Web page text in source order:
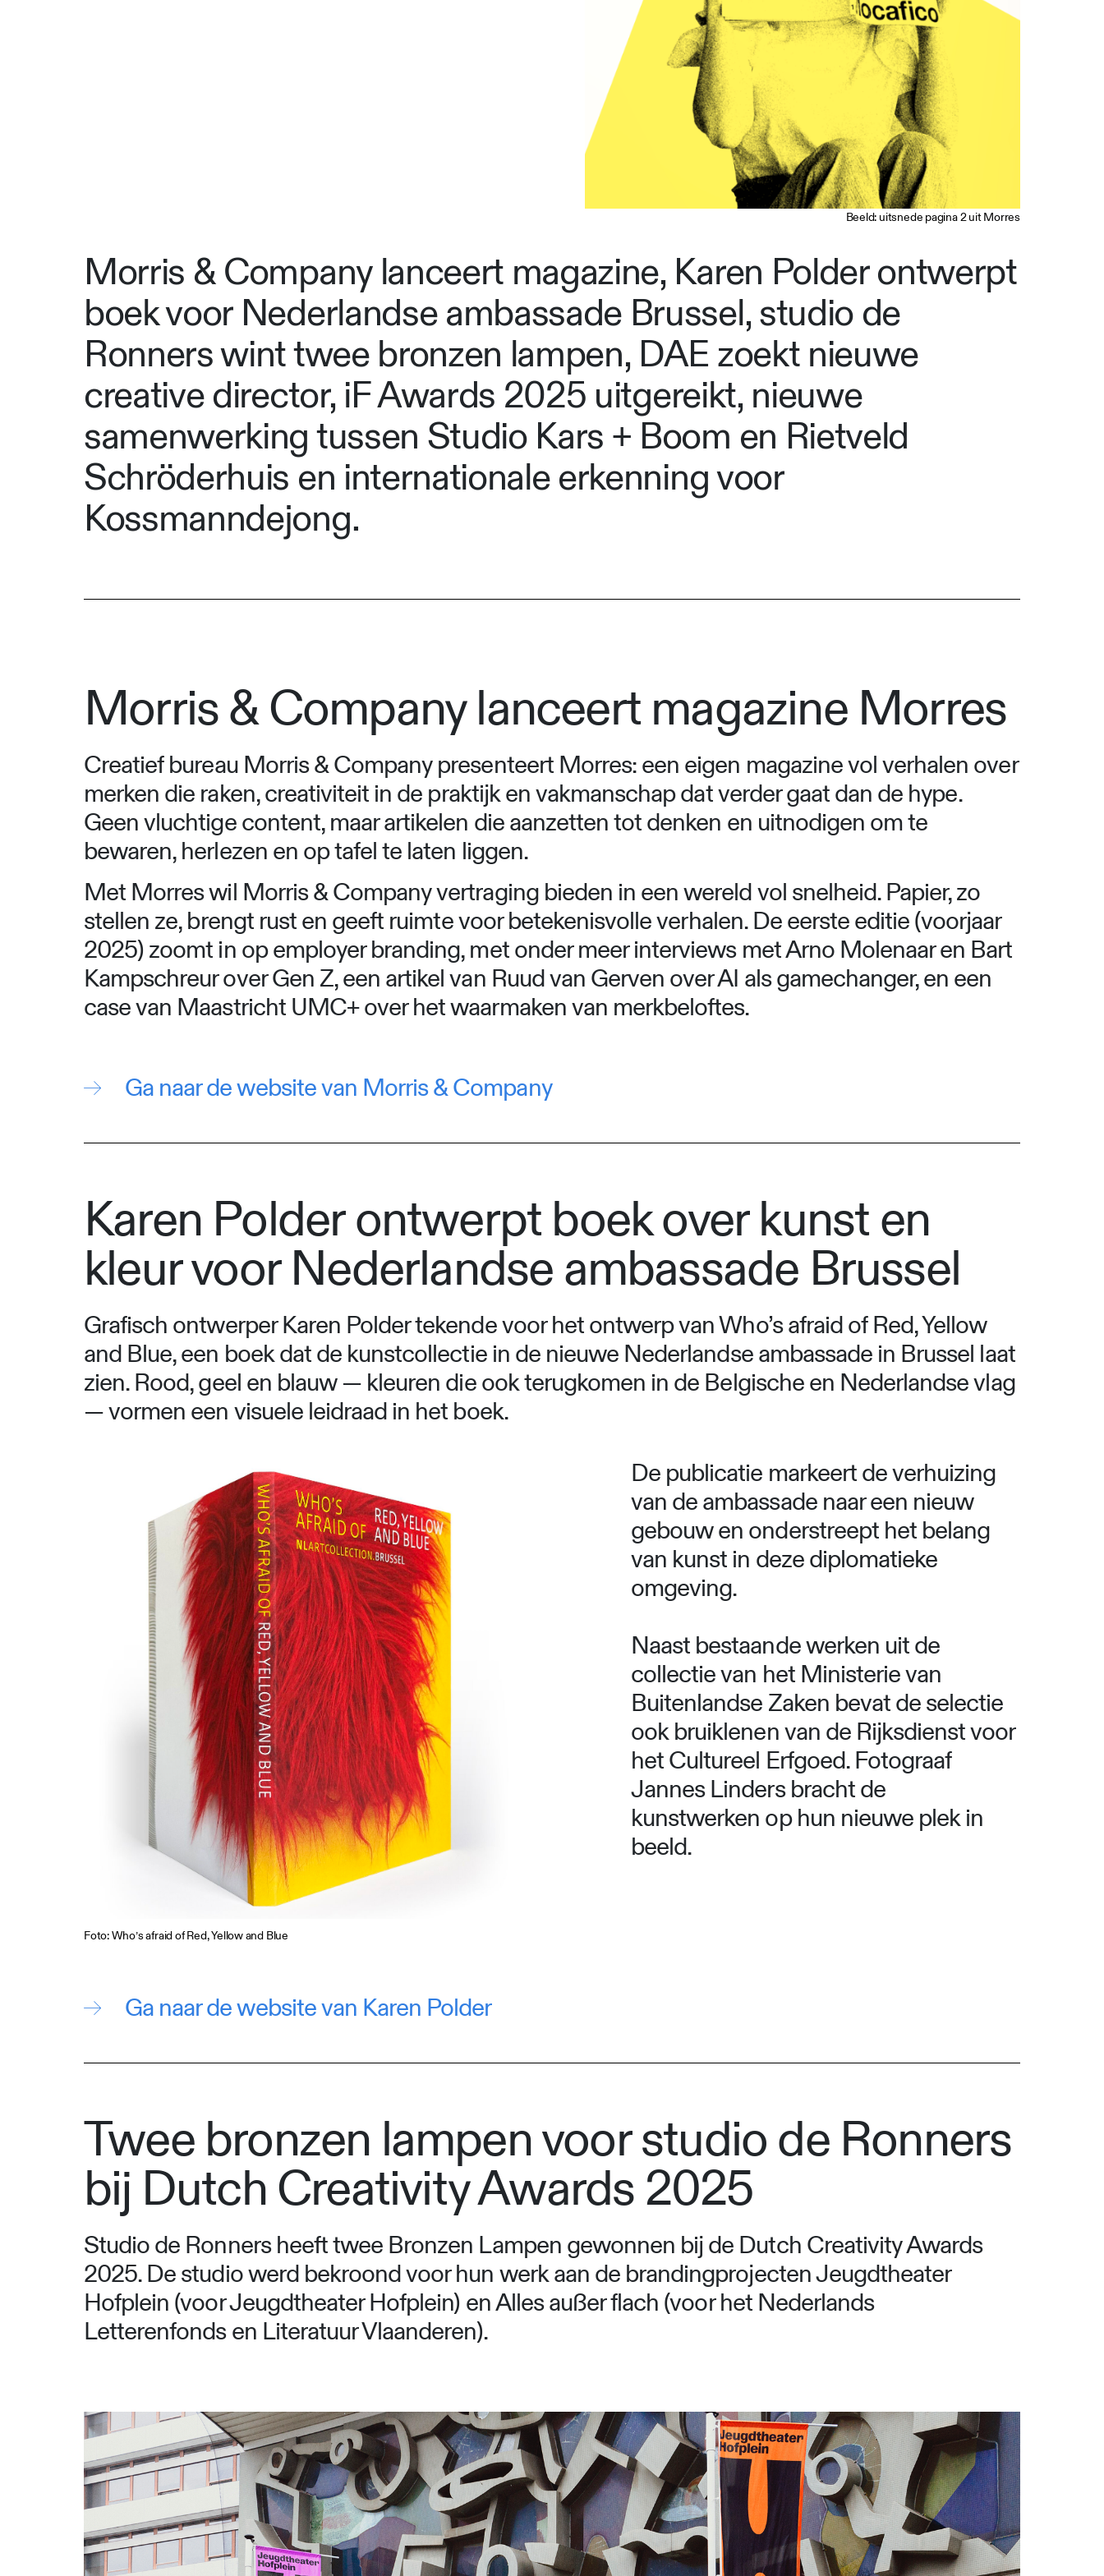
Beeld: uitsnede pagina 2 uit Morres
Morris & Company lanceert magazine, Karen Polder ontwerpt
boek voor Nederlandse ambassade Brussel, studio de
Ronners wint twee bronzen lampen, DAE zoekt nieuwe
creative director, iF Awards 2025 uitgereikt, nieuwe
samenwerking tussen Studio Kars + Boom en Rietveld
Schröderhuis en internationale erkenning voor
Kossmanndejong.
Morris & Company lanceert magazine Morres
Creatief bureau Morris & Company presenteert Morres: een eigen magazine vol verhalen over
merken die raken, creativiteit in de praktijk en vakmanschap dat verder gaat dan de hype.
Geen vluchtige content, maar artikelen die aanzetten tot denken en uitnodigen om te
bewaren, herlezen en op tafel te laten liggen.
Met Morres wil Morris & Company vertraging bieden in een wereld vol snelheid. Papier, zo
stellen ze, brengt rust en geeft ruimte voor betekenisvolle verhalen. De eerste editie (voorjaar
2025) zoomt in op employer branding, met onder meer interviews met Arno Molenaar en Bart
Kampschreur over Gen Z, een artikel van Ruud van Gerven over AI als gamechanger, en een
case van Maastricht UMC+ over het waarmaken van merkbeloftes.
Ga naar de website van Morris & Company
Karen Polder ontwerpt boek over kunst en
kleur voor Nederlandse ambassade Brussel
Grafisch ontwerper Karen Polder tekende voor het ontwerp van Who’s afraid of Red, Yellow
and Blue, een boek dat de kunstcollectie in de nieuwe Nederlandse ambassade in Brussel laat
zien. Rood, geel en blauw — kleuren die ook terugkomen in de Belgische en Nederlandse vlag
— vormen een visuele leidraad in het boek.
Foto: Who’s afraid of Red, Yellow and Blue
De publicatie markeert de verhuizing
van de ambassade naar een nieuw
gebouw en onderstreept het belang
van kunst in deze diplomatieke
omgeving.
Naast bestaande werken uit de
collectie van het Ministerie van
Buitenlandse Zaken bevat de selectie
ook bruiklenen van de Rijksdienst voor
het Cultureel Erfgoed. Fotograaf
Jannes Linders bracht de
kunstwerken op hun nieuwe plek in
beeld.
Ga naar de website van Karen Polder
Twee bronzen lampen voor studio de Ronners
bij Dutch Creativity Awards 2025
Studio de Ronners heeft twee Bronzen Lampen gewonnen bij de Dutch Creativity Awards
2025. De studio werd bekroond voor hun werk aan de brandingprojecten Jeugdtheater
Hofplein (voor Jeugdtheater Hofplein) en Alles außer flach (voor het Nederlands
Letterenfonds en Literatuur Vlaanderen).